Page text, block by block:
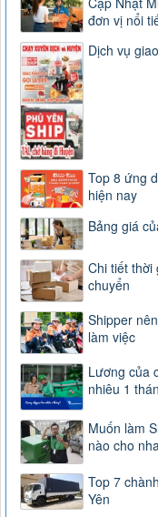
đơn vị nổi
Dịch vụ
Top 8 ứng
hiện nay
Bảng giá
Chi tiết thời
chuyển
Shipper
làm việc
Lương của
nhiêu 1
Muốn làm
nào cho
Top 7
Yên